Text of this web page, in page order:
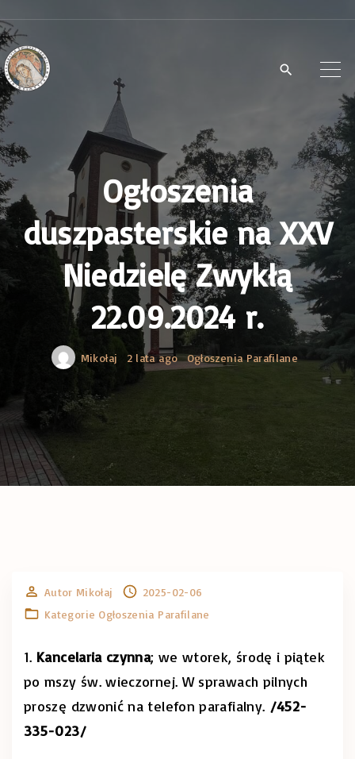
k
p
t
o
c
o
n
Ogłoszenia
duszpasterskie na XXV
Niedzielę Zwykłą
22.09.2024 r.
Mikołaj 2 lata ago Ogłoszenia Parafilane
Autor Mikołaj
2025-02-06
Kategorie Ogłoszenia Parafilane
1. Kancelaria czynna; we wtorek, środę i piątek
po mszy św. wieczornej. W sprawach pilnych
proszę dzwonić na telefon parafialny. /452-
335-023/